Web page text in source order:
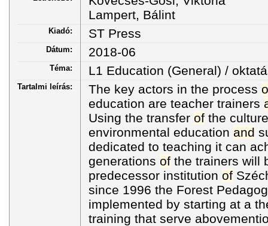
Lampert, Bálint
Kiadó: ST Press
Dátum: 2018-06
Téma: L1 Education (General) /
Tartalmi leírás: The key actors in the process
education are teacher trainers
Using the transfer ofthe
environmental education and
dedicated to teaching it can
generations ofthe trainers will
predecessor institution of
since 1996 the Forest
implemented by starting at a
training that serve